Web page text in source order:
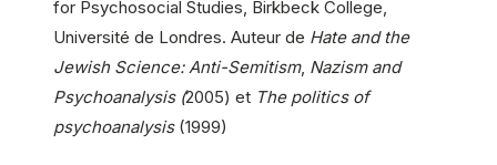
for Psychosocial Studies, Birkbeck College,
Université de Londres. Auteur de Hate and the
Jewish Science: Anti-Semitism, Nazism and
Psychoanalysis (2005) et The politics of
psychoanalysis(1999)